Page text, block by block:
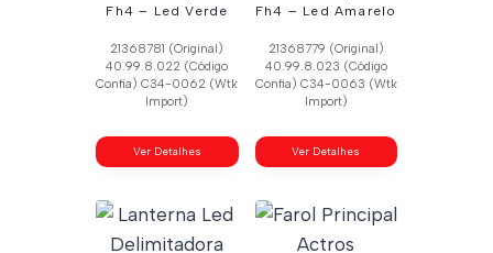
Fh4 – Led Verde
21368781 (Original)
40.99.8.022 (Código
Confia) C34-0062 (Wtk
Import)
Ver Detalhes
Fh4 – Led Amarelo
21368779 (Original)
40.99.8.023 (Código
Confia) C34-0063 (Wtk
Import)
Ver Detalhes